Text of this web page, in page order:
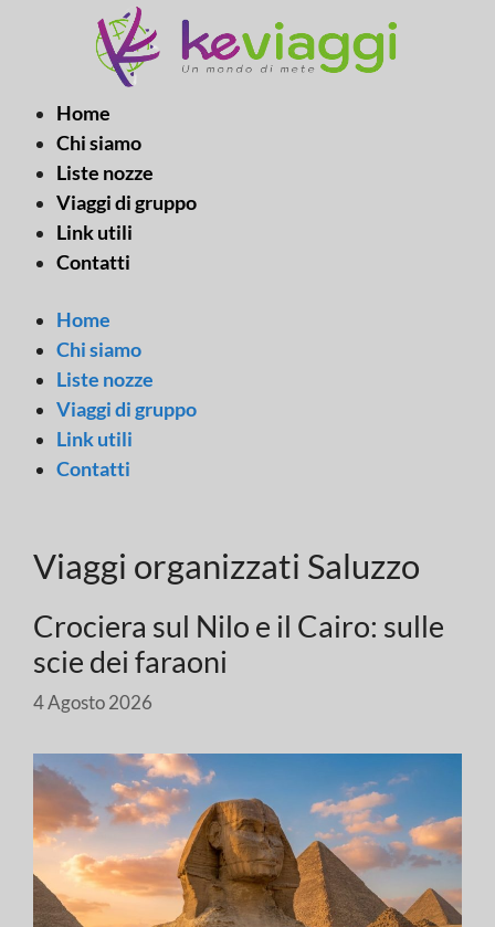
Home
Chi siamo
Liste nozze
Viaggi di gruppo
Link utili
Contatti
Home
Chi siamo
Liste nozze
Viaggi di gruppo
Link utili
Contatti
Viaggi organizzati Saluzzo
Crociera sul Nilo e il Cairo: sulle
scie dei faraoni
4 Agosto 2026